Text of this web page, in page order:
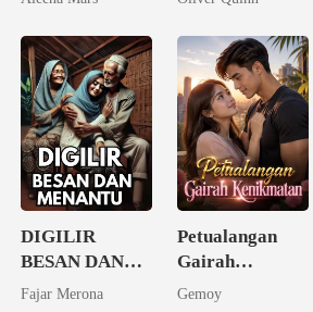
Rival
DIGILIR
BESAN DAN
MENANTU -
Fajar Merona
Petualangan
Gairah
Kenikmatan
Gemoy